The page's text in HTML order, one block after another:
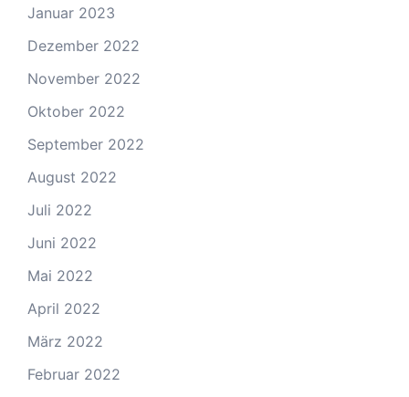
Januar 2023
Dezember 2022
November 2022
Oktober 2022
September 2022
August 2022
Juli 2022
Juni 2022
Mai 2022
April 2022
März 2022
Februar 2022